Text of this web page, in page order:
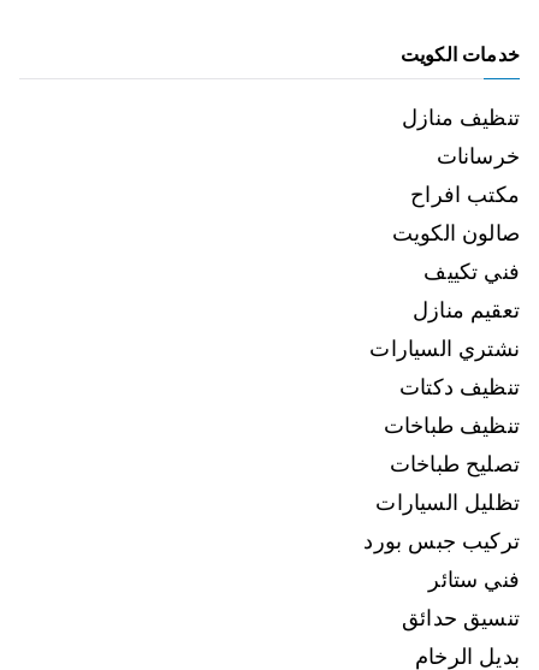
خدمات الكويت
تنظيف منازل
خرسانات
مكتب افراح
صالون الكويت
فني تكييف
تعقيم منازل
نشتري السيارات
تنظيف دكتات
تنظيف طباخات
تصليح طباخات
تظليل السيارات
تركيب جبس بورد
فني ستائر
تنسيق حدائق
بديل الرخام